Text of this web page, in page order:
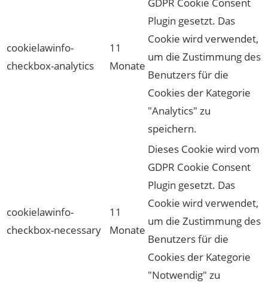
cookielawinfo-
checkbox-analytics
11
Monate
GDPR Cookie Consent
Plugin gesetzt. Das
Cookie wird verwendet,
um die Zustimmung des
Benutzers für die
Cookies der Kategorie
"Analytics" zu
speichern.
cookielawinfo-
checkbox-necessary
11
Monate
Dieses Cookie wird vom
GDPR Cookie Consent
Plugin gesetzt. Das
Cookie wird verwendet,
um die Zustimmung des
Benutzers für die
Cookies der Kategorie
"Notwendig" zu